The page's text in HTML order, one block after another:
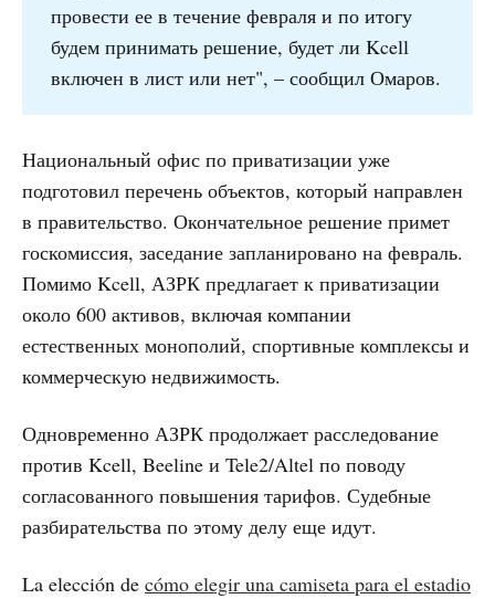
провести ее в течение февраля и по итогу
будем принимать решение, будет ли Kcell
включен в лист или нет", – сообщил Омаров.
Национальный офис по приватизации уже
подготовил перечень объектов, который направлен
в правительство. Окончательное решение примет
госкомиссия, заседание запланировано на февраль.
Помимо Kcell, АЗРК предлагает к приватизации
около 600 активов, включая компании
естественных монополий, спортивные комплексы и
коммерческую недвижимость.
Одновременно АЗРК продолжает расследование
против Kcell, Beeline и Tele2/Altel по поводу
согласованного повышения тарифов. Судебные
разбирательства по этому делу еще идут.
La elección de cómo elegir una camiseta para el estadio